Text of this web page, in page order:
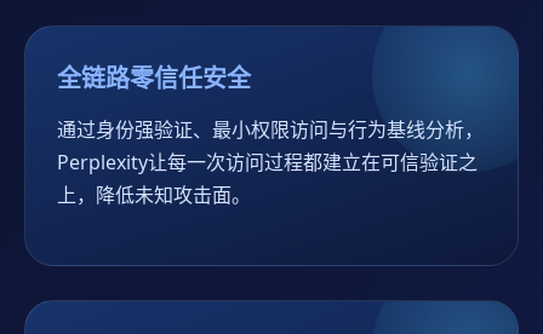
全链路零信任安全
通过身份强验证、最小权限访问与行为基线分析，
Perplexity让每一次访问过程都建立在可信验证之
上，降低未知攻击面。